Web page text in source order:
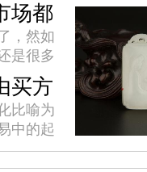
场都
，然如
是很多
为和
且现在
采的
买方
比喻为
中的起
的落差
起伏变